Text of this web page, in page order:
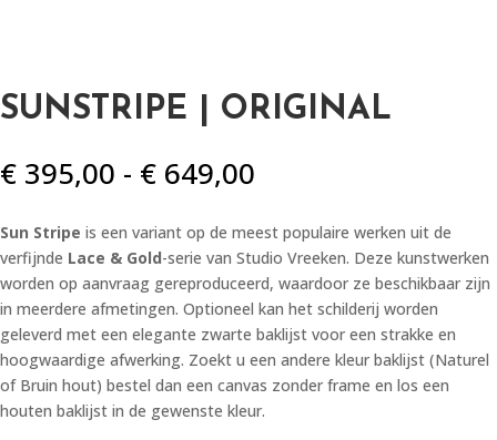
SUNSTRIPE | ORIGINAL
€ 395,00 - € 649,00
tot
€ 649,00
Sun Stripe is een variant op de meest populaire werken uit de
verfijnde Lace & Gold-serie van Studio Vreeken. Deze kunstwerken
worden op aanvraag gereproduceerd, waardoor ze beschikbaar zijn
in meerdere afmetingen. Optioneel kan het schilderij worden
geleverd met een elegante zwarte baklijst voor een strakke en
hoogwaardige afwerking. Zoekt u een andere kleur baklijst (Naturel
of Bruin hout) bestel dan een canvas zonder frame en los een
houten baklijst in de gewenste kleur.